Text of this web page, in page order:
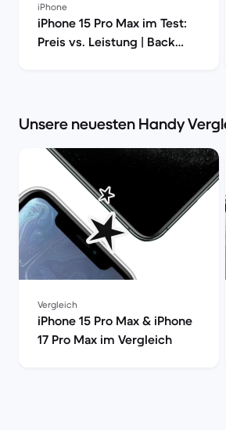
iPhone
iPhone 15 Pro Max im Test:
Preis vs. Leistung | Back
Unsere neuesten Handy
Vergleich
iPhone 15 Pro Max & iPhone
17 Pro Max im Vergleich